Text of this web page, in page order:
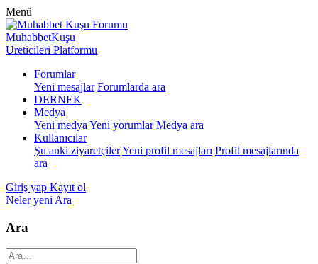
Menü
MuhabbetKuşu
Üreticileri Platformu
Forumlar
Yeni mesajlar Forumlarda ara
DERNEK
Medya
Yeni medya Yeni yorumlar Medya ara
Kullanıcılar
Şu anki ziyaretçilerYeni profil mesajları Profil mesajlarında
ara
Giriş yap Kayıt ol
Neler yeni Ara
Ara